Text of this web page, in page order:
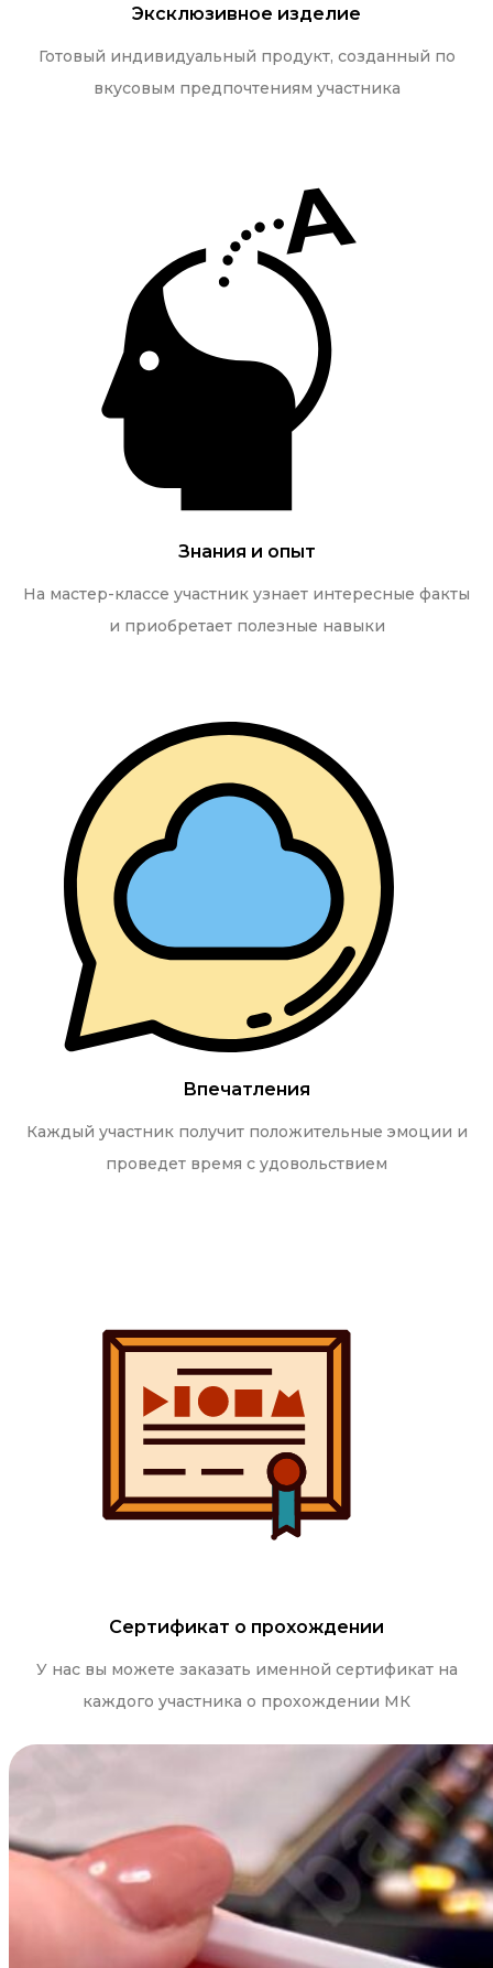
Эксклюзивное изделие
Готовый индивидуальный продукт, созданный по
вкусовым предпочтениям участника
Знания и опыт
На мастер-классе участник узнает интересные факты
и приобретает полезные навыки
Впечатления
Каждый участник получит положительные эмоции и
проведет время с удовольствием
Сертификат о прохождении
У нас вы можете заказать именной сертификат на
каждого участника о прохождении МК